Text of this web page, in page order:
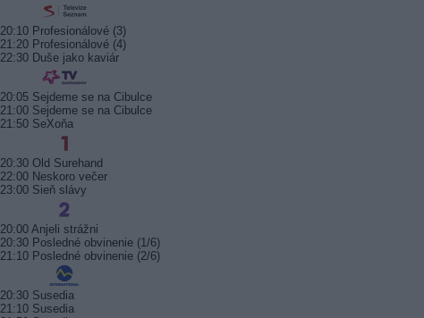
20:10 Profesionálové (3)
21:20 Profesionálové (4)
22:30 Duše jako kaviár
20:05 Sejdeme se na Cibulce
21:00 Sejdeme se na Cibulce
21:50 SeXoňa
20:30 Old Surehand
22:00 Neskoro večer
23:00 Sieň slávy
20:00 Anjeli strážni
20:30 Posledné obvinenie (1/6)
21:10 Posledné obvinenie (2/6)
20:30 Susedia
21:10 Susedia